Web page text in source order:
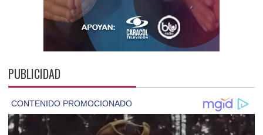
PUBLICIDAD